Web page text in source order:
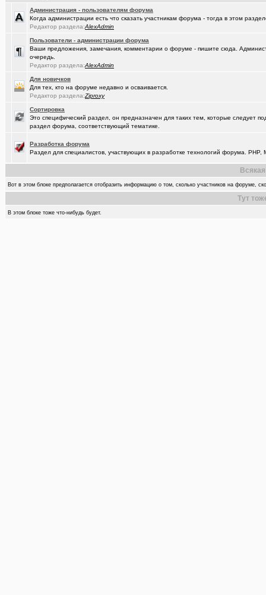
Администрация - пользователям форума
Когда администрации есть что сказать участникам форума - тогда в этом
Редактор раздела:AlexAdmin
Пользователи - администрации форума
Ваши предложения, замечания, комментарии о форуме - пишите сюда.
очередь.
Редактор раздела:AlexAdmin
Для новичков
Для тех, кто на форуме недавно и осваивается.
Редактор раздела:Ziproxy
Сортировка
Это специфический раздел, он предназначен для таких тем, которые следует
раздел форума, соответствующий тематике.
Разработка форума
Раздел для специалистов, участвующих в разработке технологий форума. PHP,
Вот в этом блоке предполагается отобразить информацию о том, сколько участников на форуме,
Тут
В этом блоке тоже что-нибудь будет.